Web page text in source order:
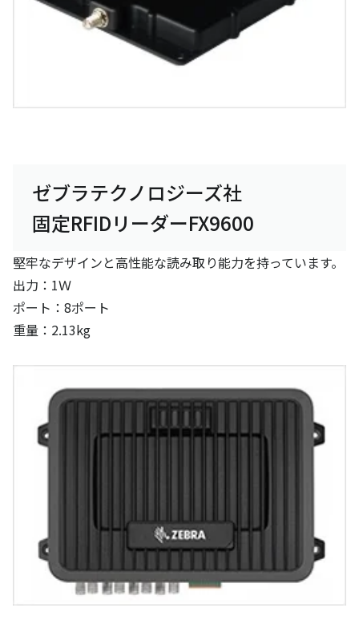
ゼブラテクノロジーズ社
固定RFIDリーダーFX9600
堅牢なデザインと高性能な読み取り能力を持っています。
出力：1Ｗ
ポート：8ポート
重量：2.13kg